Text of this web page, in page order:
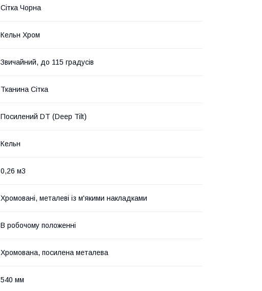
Сітка Чорна
Кельн Хром
Звичайний, до 115 градусів
Тканина Сітка
Посилений DT (Deep Tilt)
Кельн
0,26 м3
Хромовані, металеві із м'якими накладками
В робочому положенні
Хромована, посилена металева
540 мм